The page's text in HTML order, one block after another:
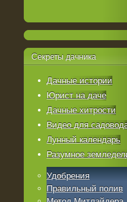
Секреты дачника
Дачные истории
Юрист на даче
Дачные хитрости
Видео для
Лунный календарь
Разумное
Удобрения
Правильный полив